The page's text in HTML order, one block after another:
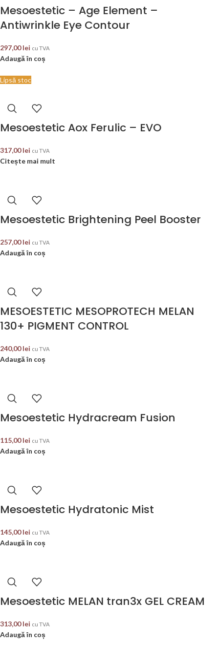
Mesoestetic – Age Element –
Antiwrinkle Eye Contour
297,00lei cu TVA
Adaugă în coș
Lipsă stoc
Mesoestetic Aox Ferulic – EVO
317,00lei cu TVA
Citește mai mult
Mesoestetic Brightening Peel Booster
257,00lei cu TVA
Adaugă în coș
MESOESTETIC MESOPROTECH MELAN
130+ PIGMENT CONTROL
240,00lei cu TVA
Adaugă în coș
Mesoestetic Hydracream Fusion
115,00lei cu TVA
Adaugă în coș
Mesoestetic Hydratonic Mist
145,00lei cu TVA
Adaugă în coș
Mesoestetic MELAN tran3x GEL CREAM
313,00lei cu TVA
Adaugă în coș